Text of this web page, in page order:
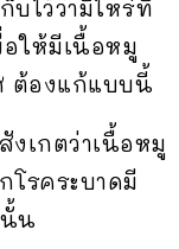
บไว้ว่ามีไหร่ที่
อให้มีเนื้อหมู
ต้องแก้แบบนี้
เกตว่าเนื้อหมู
โรคระบาดมี
นั้น